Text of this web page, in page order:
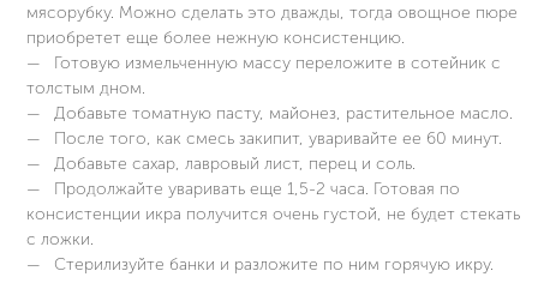
мясорубку. Можно сделать это дважды, тогда овощное пюре
приобретет еще более нежную консистенцию.
Готовую измельченную массу переложите в сотейник с
толстым дном.
Добавьте томатную пасту, майонез, растительное масло.
После того, как смесь закипит, уваривайте ее 60 минут.
Добавьте сахар, лавровый лист, перец и соль.
Продолжайте уваривать еще 1,5-2 часа. Готовая по
консистенции икра получится очень густой, не будет стекать
с ложки.
Стерилизуйте банки и разложите по ним горячую икру.